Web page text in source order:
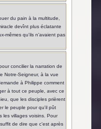
du pain à la multitude,
devînt plus éclatante
mêmes qu'ils n'avaient pas
concilier la narration de
Notre-Seigneur, à la vue
à Philippe comment
à tout ce peuple, avec ce
que les disciples prièrent
le peuple pour qu'il pût
les villages voisins. Pour
de dire que c'est après